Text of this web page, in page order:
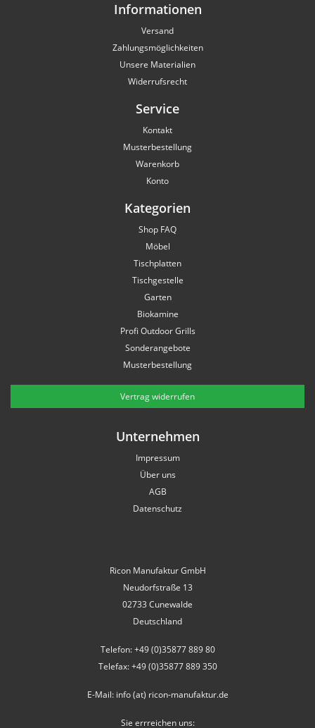
Informationen
Versand
Zahlungsmöglichkeiten
Unsere Materialien
Widerrufsrecht
Service
Kontakt
Musterbestellung
Warenkorb
Konto
Kategorien
Shop FAQ
Möbel
Tischplatten
Tischgestelle
Garten
Biokamine
Profi Outdoor Grills
Sonderangebote
Musterbestellung
Vertrag widerrufen
Unternehmen
Impressum
Über uns
AGB
Datenschutz
Ricon Manufaktur GmbH
Neudorfstraße 13
02733 Cunewalde
Deutschland
Telefon: +49 (0)35877 889 80
Telefax: +49 (0)35877 889 350
E-Mail: info (at) ricon-manufaktur.de
Sie errreichen uns: